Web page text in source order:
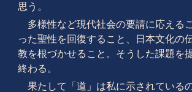
思う。
多様性など現代社会の要請に応える
った聖性を回復すること、日本文化の
教を根づかせること。そうした課題を
終わる。
果たして「道」は私に示されている